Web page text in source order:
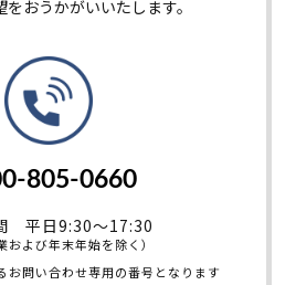
おうかがいいたします。
805-0660
平日9:30～17:30
および年末年始を除く）
お問い合わせ専用の番号となります